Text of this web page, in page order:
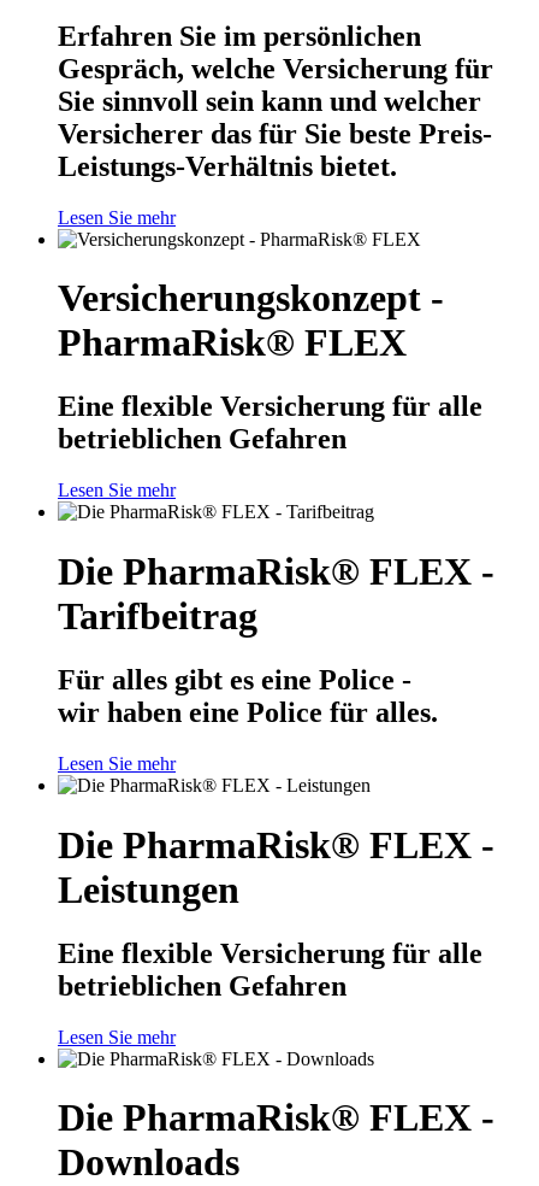
Erfahren Sie im persönlichen
Gespräch, welche Versicherung für
Sie sinnvoll sein kann und welcher
Versicherer das für Sie beste Preis-
Leistungs-Verhältnis bietet.
Lesen Sie mehr
Versicherungskonzept -
PharmaRisk® FLEX
Eine flexible Versicherung für alle
betrieblichen Gefahren
Lesen Sie mehr
Die PharmaRisk® FLEX -
Tarifbeitrag
Für alles gibt es eine Police -
wir haben eine Police für alles.
Lesen Sie mehr
Die PharmaRisk® FLEX -
Leistungen
Eine flexible Versicherung für alle
betrieblichen Gefahren
Lesen Sie mehr
Die PharmaRisk® FLEX -
Downloads